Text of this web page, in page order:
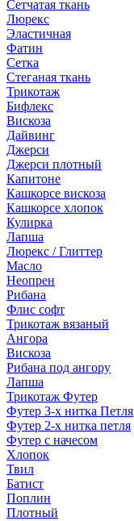
Сетчатая ткань
Люрекс
Эластичная
Фатин
Сетка
Стеганая ткань
Трикотаж
Бифлекс
Вискоза
Дайвинг
Джерси
Джерси плотный
Капитоне
Кашкорсе вискоза
Кашкорсе хлопок
Кулирка
Лапша
Люрекс / Глиттер
Масло
Неопрен
Рибана
Флис софт
Трикотаж вязаный
Ангора
Вискоза
Рибана под ангору
Лапша
Трикотаж Футер
Футер 3-х нитка Петля
Футер 2-х нитка петля
Футер с начесом
Хлопок
Твил
Батист
Поплин
Плотный